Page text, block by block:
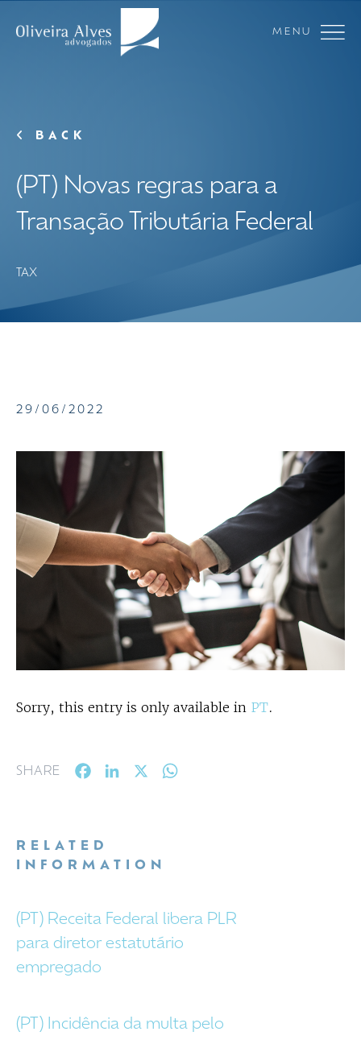
MENU
BACK
(PT) Novas regras para a
Transação Tributária Federal
TAX
29/06/2022
Sorry, this entry is only available in PT.
SHARE FacebookLinkedIn
RELATED
INFORMATION
(PT) Receita Federal libera PLR
para diretor estatutário
empregado
(PT) Incidência da multa pelo